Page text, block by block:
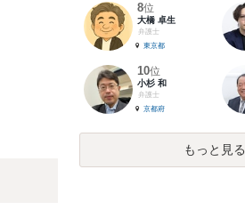
8位
大橋 卓生
弁護士
東京都
10位
小杉 和
弁護士
京都府
もっと見る